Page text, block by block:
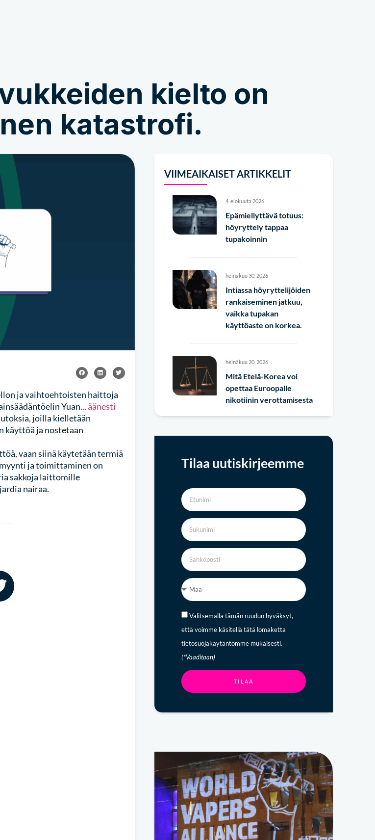
kielto on
katastrofi.
ja vaihtoehtoisten haittoja
Yuan...äänesti
joilla kielletään
käyttöä ja nostetaan
vaan siinä käytetään termiä
ja toimittaminen on
sakkoja laittomille
nairaa.
VIIMEAIKAISET ARTIKKELIT
4. elokuuta 2026
Epämiellyttävä totuus:
höyryttely tappaa
tupakoinnin
heinäkuu 30, 2026
Intiassa höyryttelijöiden
rankaiseminen jatkuu,
vaikka tupakan
käyttöaste on korkea.
heinäkuu 20, 2026
Mitä Etelä-Korea voi
opettaa Euroopalle
nikotiinin verottamisesta
Tilaa uutiskirjeemme
Valitsemalla tämän ruudun hyväksyt,
että voimme käsitellä tätä lomaketta
tietosuojakäytäntömme mukaisesti.
(*Vaaditaan)
TILAA